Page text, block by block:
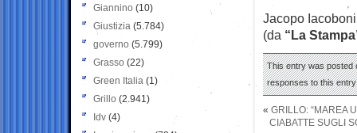
Jacopo Iacoboni
(da “La
This entry was posted
responses to this
« GRILLO: “MAREA
CIABATTE SUGLI
Giannino (10)
Giustizia (5.784)
governo (5.799)
Grasso (22)
Green Italia (1)
Grillo (2.941)
Idv (4)